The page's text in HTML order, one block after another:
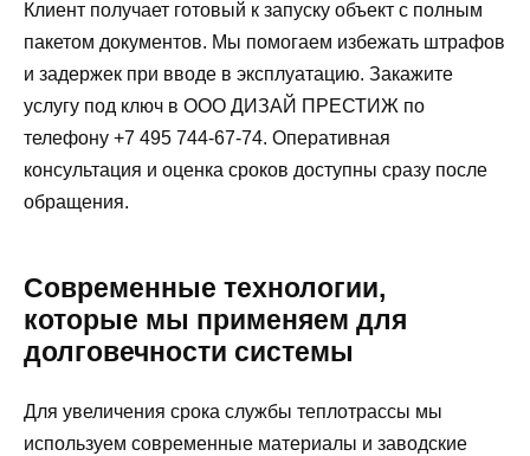
Клиент получает готовый к запуску объект с полным
пакетом документов. Мы помогаем избежать штрафов
и задержек при вводе в эксплуатацию. Закажите
услугу под ключ в ООО ДИЗАЙ ПРЕСТИЖ по
телефону +7 495 744-67-74. Оперативная
консультация и оценка сроков доступны сразу после
обращения.
Современные технологии,
которые мы применяем для
долговечности системы
Для увеличения срока службы теплотрассы мы
используем современные материалы и заводские